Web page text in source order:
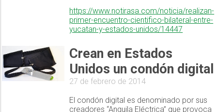
https://www.notirasa.com/noticia/realizan-
primer-encuentro-cientifico-bilateral-entre-
yucatan-y-estados-unidos/14447
Crean en Estados
Unidos un condón digital
27 de febrero de 2014
El condón digital es denominado por sus
creadores “Anguila Eléctrica” que provoca